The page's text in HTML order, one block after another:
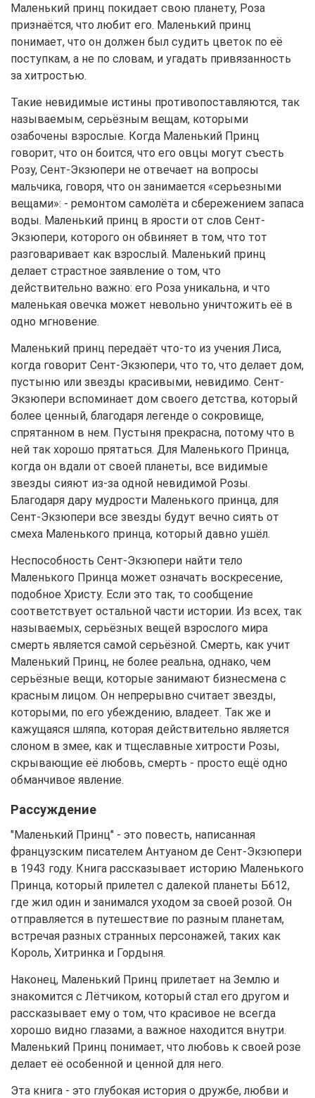
Маленький принц покидает свою планету, Роза
признаётся, что любит его. Маленький принц
понимает, что он должен был судить цветок по её
поступкам, а не по словам, и угадать привязанность
за хитростью.
Такие невидимые истины противопоставляются, так
называемым, серьёзным вещам, которыми
озабочены взрослые. Когда Маленький Принц
говорит, что он боится, что его овцы могут съесть
Розу, Сент-Экзюпери не отвечает на вопросы
мальчика, говоря, что он занимается «серьезными
вещами»: - ремонтом самолёта и сбережением запаса
воды. Маленький принц в ярости от слов Сент-
Экзюпери, которого он обвиняет в том, что тот
разговаривает как взрослый. Маленький принц
делает страстное заявление о том, что
действительно важно: его Роза уникальна, и что
маленькая овечка может невольно уничтожить её в
одно мгновение.
Маленький принц передаёт что-то из учения Лиса,
когда говорит Сент-Экзюпери, что то, что делает дом,
пустыню или звезды красивыми, невидимо. Сент-
Экзюпери вспоминает дом своего детства, который
более ценный, благодаря легенде о сокровище,
спрятанном в нем. Пустыня прекрасна, потому что в
ней так хорошо прятаться. Для Маленького Принца,
когда он вдали от своей планеты, все видимые
звезды сияют из-за одной невидимой Розы.
Благодаря дару мудрости Маленького принца, для
Сент-Экзюпери все звезды будут вечно сиять от
смеха Маленького принца, который давно ушёл.
Неспособность Сент-Экзюпери найти тело
Маленького Принца может означать воскресение,
подобное Христу. Если это так, то сообщение
соответствует остальной части истории. Из всех, так
называемых, серьёзных вещей взрослого мира
смерть является самой серьёзной. Смерть, как учит
Маленький Принц, не более реальна, однако, чем
серьёзные вещи, которые занимают бизнесмена с
красным лицом. Он непрерывно считает звезды,
которыми, по его убеждению, владеет. Так же и
кажущаяся шляпа, которая действительно является
слоном в змее, как и тщеславные хитрости Розы,
скрывающие её любовь, смерть - просто ещё одно
обманчивое явление.
Рассуждение
"Маленький Принц" - это повесть, написанная
французским писателем Антуаном де Сент-Экзюпери
в 1943 году. Книга рассказывает историю Маленького
Принца, который прилетел с далекой планеты Б612,
где жил один и занимался уходом за своей розой. Он
отправляется в путешествие по разным планетам,
встречая разных странных персонажей, таких как
Король, Хитринка и Гордыня.
Наконец, Маленький Принц прилетает на Землю и
знакомится с Лётчиком, который стал его другом и
рассказывает ему о том, что красивое не всегда
хорошо видно глазами, а важное находится внутри.
Маленький Принц понимает, что любовь к своей розе
делает её особенной и ценной для него.
Эта книга - это глубокая история о дружбе, любви и